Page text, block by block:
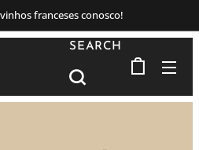
franceses conosco!
SEARCH